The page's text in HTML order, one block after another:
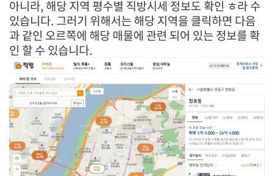
아니라, 해당 지역 평수별 직방시세 정보도 확인 ㅎ라 수
있습니다. 그러기 위해서는 해당 지역을 클릭하면 다음
과 같인 오르쪽에 해당 매물에 관련 되어 있는 정보를 확
인 할 수 있습니다.